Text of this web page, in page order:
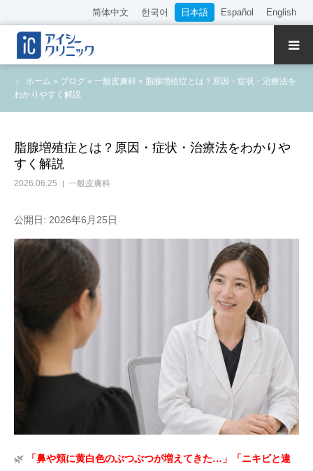
简体中文 한국어 日本語 Español English
ホーム » ブログ » 一般皮膚科 » 脂腺増殖症とは？原因・症状・治療法を
わかりやすく解説
脂腺増殖症とは？原因・症状・治療法をわかりや
すく解説
2026.06.25 一般皮膚科
公開日: 2026年6月25日
🌿
「鼻や頬に黄白色のぶつぶつが増えてきた…」「ニキビと違
クリニック紹介
診療内容
院長・医師の紹介
WEB予約
料金表
アクセス
採用情報
その他
한국어 日本語 Español